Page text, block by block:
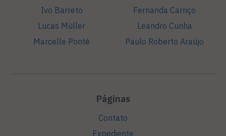
Ivo Barreto
Lucas Müller
Marcelle Ponté
Fernanda Carriço
Leandro Cunha
Paulo Roberto Araújo
Páginas
Contato
Expediente